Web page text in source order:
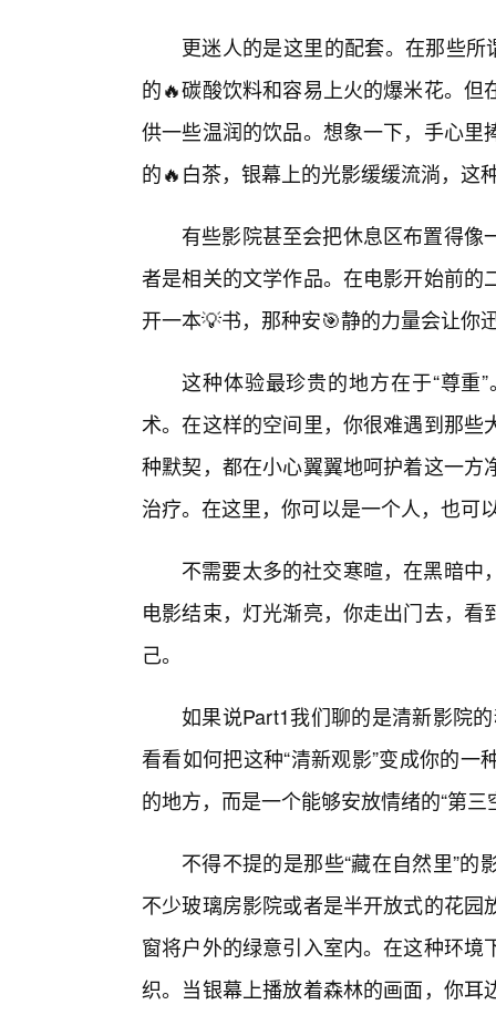
更迷人的是这里的配套。在那些所
的🔥碳酸饮料和容易上火的爆米花。
供一些温润的饮品。想象一下，手心
的🔥白茶，银幕上的光影缓缓流淌，这
有些影院甚至会把休息区布置得
者是相关的文学作品。在电影开始前
开一本💡书，那种安🎯静的力量会让你
这种体验最珍贵的地方在于“尊重
术。在这样的空间里，你很难遇到那
种默契，都在小心翼翼地呵护着这一
治疗。在这里，你可以是一个人，也可
不需要太多的社交寒暄，在黑暗
电影结束，灯光渐亮，你走出门去，
己。
如果说Part1我们聊的是清新影院
看看如何把这种“清新观影”变成你的
的地方，而是一个能够安放情绪的“第三
不得不提的是那些“藏在自然里”
不少玻璃房影院或者是半开放式的花
窗将户外的绿意引入室内。在这种环
织。当银幕上播放着森林的画面，你